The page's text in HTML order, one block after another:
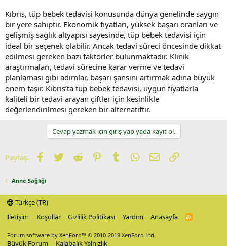
Kıbrıs, tüp bebek tedavisi konusunda dünya genelinde saygın
bir yere sahiptir. Ekonomik fiyatları, yüksek başarı oranları ve
gelişmiş sağlık altyapısı sayesinde, tüp bebek tedavisi için
ideal bir seçenek olabilir. Ancak tedavi süreci öncesinde dikkat
edilmesi gereken bazı faktörler bulunmaktadır. Klinik
araştırmaları, tedavi sürecine karar verme ve tedavi
planlaması gibi adımlar, başarı şansını artırmak adına büyük
önem taşır. Kıbrıs’ta tüp bebek tedavisi, uygun fiyatlarla
kaliteli bir tedavi arayan çiftler için kesinlikle
değerlendirilmesi gereken bir alternatiftir.
Cevap yazmak için giriş yap yada kayıt ol.
Paylaş: Facebook
TwitterReddit PinterestTumblrWhatsApp
E-postaLink
Anne Sağlığı
Türkçe (TR)
İletişim
Koşullar Gizlilik Politikası Yardım Anasayfa
R
Forum software by XenForo™ © 2010-2019 XenForo Ltd.
Büyük Forum Kalabalık Yalnızlık